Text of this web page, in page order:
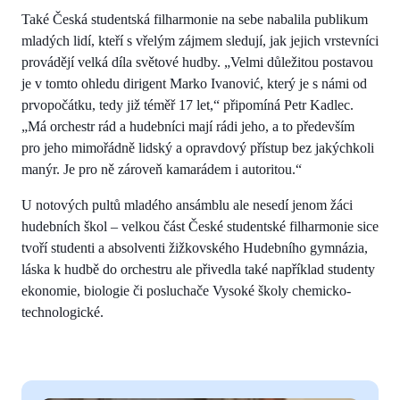
Také Česká studentská filharmonie na sebe nabalila publikum
mladých lidí, kteří s vřelým zájmem sledují, jak jejich vrstevníci
provádějí velká díla světové hudby. „Velmi důležitou postavou
je v tomto ohledu dirigent Marko Ivanović, který je s námi od
prvopočátku, tedy již téměř 17 let,“ připomíná Petr Kadlec.
„Má orchestr rád a hudebníci mají rádi jeho, a to především
pro jeho mimořádně lidský a opravdový přístup bez jakýchkoli
manýr. Je pro ně zároveň kamarádem i autoritou.“
U notových pultů mladého ansámblu ale nesedí jenom žáci
hudebních škol – velkou část České studentské filharmonie sice
tvoří studenti a absolventi žižkovského Hudebního gymnázia,
láska k hudbě do orchestru ale přivedla také například studenty
ekonomie, biologie či posluchače Vysoké školy chemicko-
technologické.